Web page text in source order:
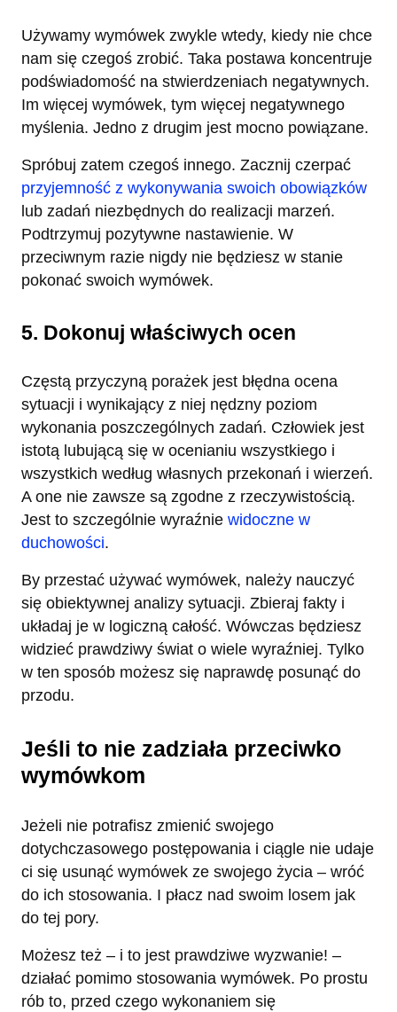
Używamy wymówek zwykle wtedy, kiedy nie chce
nam się czegoś zrobić. Taka postawa koncentruje
podświadomość na stwierdzeniach negatywnych.
Im więcej wymówek, tym więcej negatywnego
myślenia. Jedno z drugim jest mocno powiązane.
Spróbuj zatem czegoś innego. Zacznij czerpać
przyjemność z wykonywania swoich obowiązków
lub zadań niezbędnych do realizacji marzeń.
Podtrzymuj pozytywne nastawienie. W
przeciwnym razie nigdy nie będziesz w stanie
pokonać swoich wymówek.
5. Dokonuj właściwych ocen
Częstą przyczyną porażek jest błędna ocena
sytuacji i wynikający z niej nędzny poziom
wykonania poszczególnych zadań. Człowiek jest
istotą lubującą się w ocenianiu wszystkiego i
wszystkich według własnych przekonań i wierzeń.
A one nie zawsze są zgodne z rzeczywistością.
Jest to szczególnie wyraźnie widoczne w
duchowości.
By przestać używać wymówek, należy nauczyć
się obiektywnej analizy sytuacji. Zbieraj fakty i
układaj je w logiczną całość. Wówczas będziesz
widzieć prawdziwy świat o wiele wyraźniej. Tylko
w ten sposób możesz się naprawdę posunąć do
przodu.
Jeśli to nie zadziała przeciwko
wymówkom
Jeżeli nie potrafisz zmienić swojego
dotychczasowego postępowania i ciągle nie udaje
ci się usunąć wymówek ze swojego życia – wróć
do ich stosowania. I płacz nad swoim losem jak
do tej pory.
Możesz też – i to jest prawdziwe wyzwanie! –
działać pomimo stosowania wymówek. Po prostu
rób to, przed czego wykonaniem się